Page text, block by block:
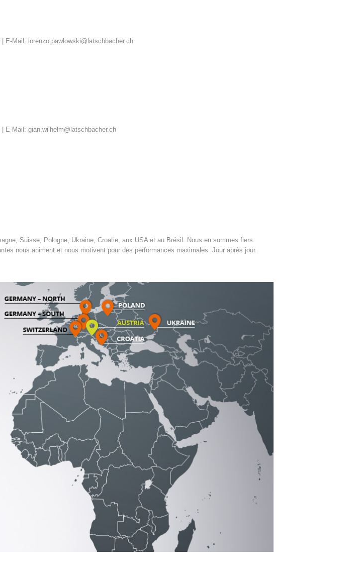
E-Mail: lorenzo.pawlowski@latschbacher.ch
E-Mail: gian.wilhelm@latschbacher.ch
Suisse, Pologne, Ukraine, Croatie, aux USA et au Brésil. Nous en sommes fiers.
nous animent et nous motivent pour des performances maximales. Jour après jour.